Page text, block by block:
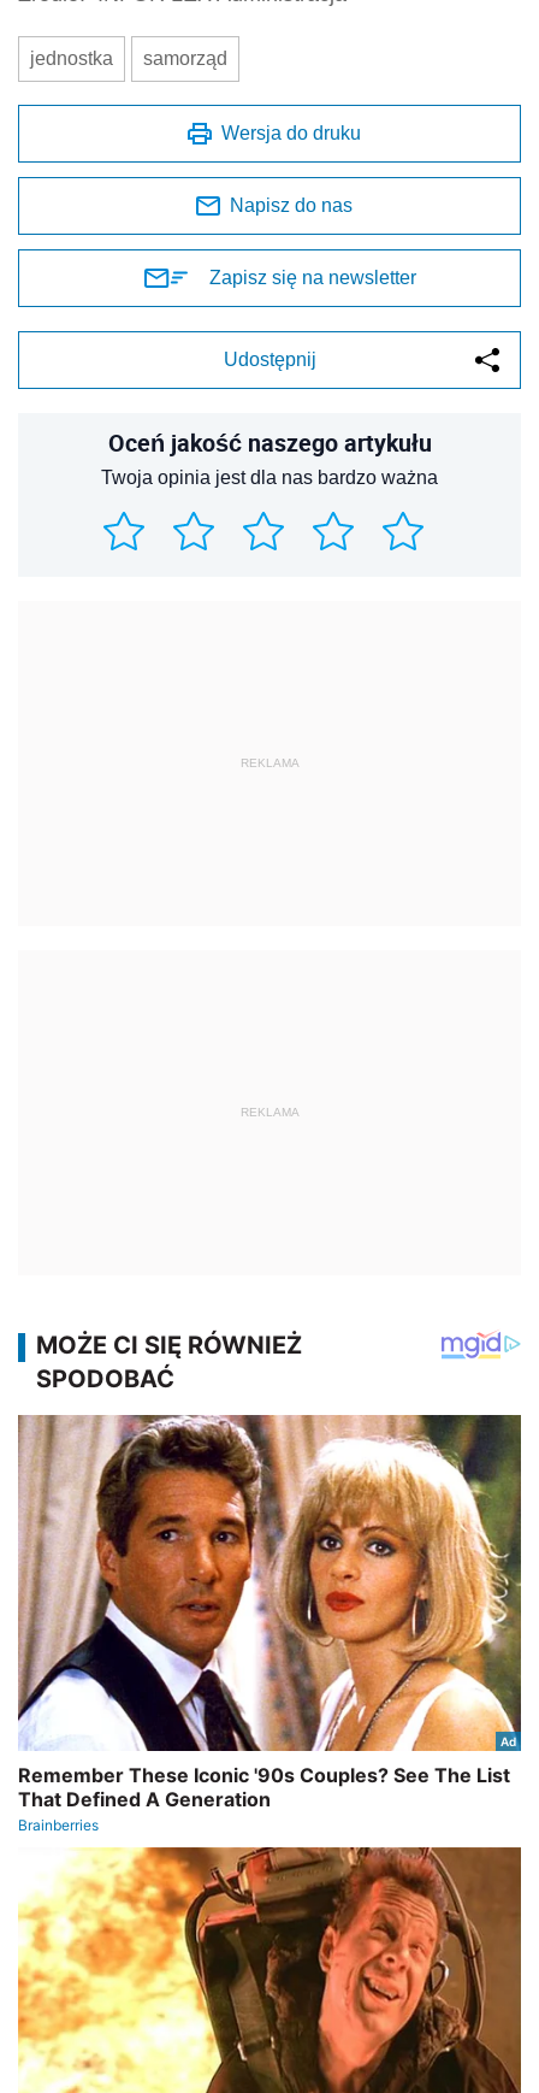
jednostka samorząd
Wersja do druku
Napisz do nas
Zapisz się na newsletter
Udostępnij
Oceń jakość naszego artykułu
Twoja opinia jest dla nas bardzo ważna
REKLAMA
REKLAMA